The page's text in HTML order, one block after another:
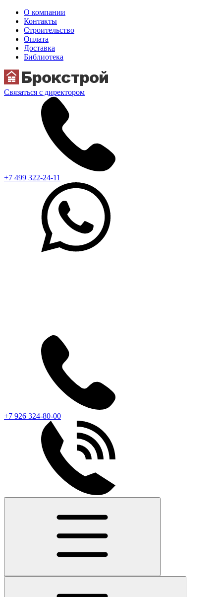
О компании
Контакты
Строительство
Оплата
Доставка
Библиотека
Связаться с директором
+7 499 322-24-11
+7 926 324-80-00